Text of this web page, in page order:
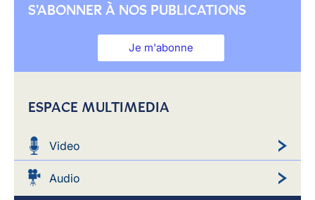
S'ABONNER À NOS PUBLICATIONS
Je m'abonne
ESPACE MULTIMEDIA
Video
Audio